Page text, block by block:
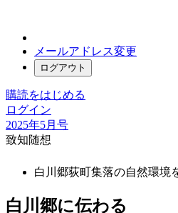
メールアドレス変更
ログアウト
購読をはじめる
ログイン
2025年5月号
致知随想
白川郷荻町集落の自然環境
白川郷に伝わる